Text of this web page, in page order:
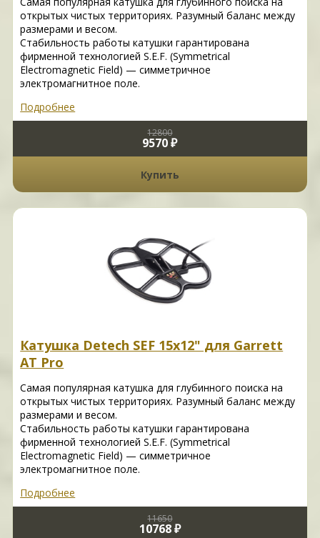
открытых чистых территориях. Разумный баланс между
размерами и весом.
Стабильность работы катушки гарантирована
фирменной технологией S.E.F. (Symmetrical
Electromagnetic Field) — симметричное
электромагнитное поле.
Подробнее
12800
9570 ₽
Купить
Катушка Detech SEF 15x12" для Garrett
AT Pro
Самая популярная катушка для глубинного поиска на
открытых чистых территориях. Разумный баланс между
размерами и весом.
Стабильность работы катушки гарантирована
фирменной технологией S.E.F. (Symmetrical
Electromagnetic Field) — симметричное
электромагнитное поле.
Подробнее
11650
10768 ₽